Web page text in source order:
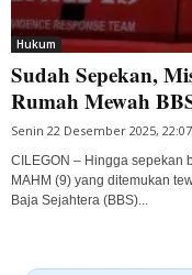
Hukum
Sudah Sepekan,
Rumah Mewah
Senin 22 Desember 2025,
CILEGON – Hingga sepekan
MAHM (9) yang ditemukan
Baja Sejahtera (BBS)...